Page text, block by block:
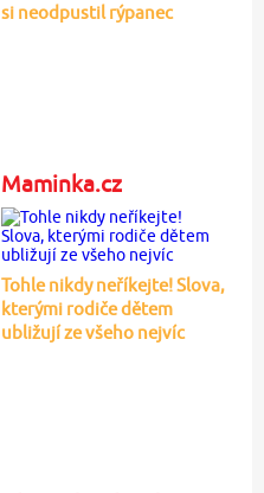
si neodpustil rýpanec
Maminka.cz
Tohle nikdy neříkejte! Slova,
kterými rodiče dětem
ubližují ze všeho nejvíc